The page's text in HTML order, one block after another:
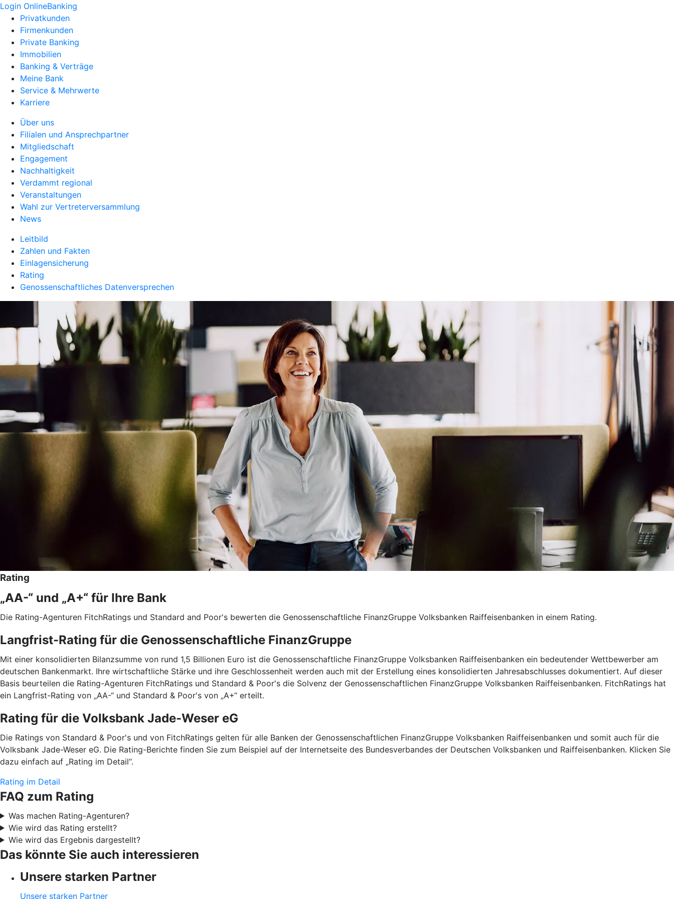
Login OnlineBanking
Privatkunden
Firmenkunden
Private Banking
Immobilien
Banking & Verträge
Meine Bank
Service & Mehrwerte
Karriere
Über uns
Filialen und Ansprechpartner
Mitgliedschaft
Engagement
Nachhaltigkeit
Verdammt regional
Veranstaltungen
Wahl zur Vertreterversammlung
News
Leitbild
Zahlen und Fakten
Einlagensicherung
Rating
Genossenschaftliches Datenversprechen
Rating
„AA-“ und „A+“ für Ihre Bank
Die Rating-Agenturen FitchRatings und Standard and Poor's bewerten die Genossenschaftliche FinanzGruppe Volksbanken Raiffeisenbanken in einem Rating.
Langfrist-Rating für die Genossenschaftliche FinanzGruppe
Mit einer konsolidierten Bilanzsumme von rund 1,5 Billionen Euro ist die Genossenschaftliche FinanzGruppe Volksbanken Raiffeisenbanken ein bedeutender Wettbewerber am
deutschen Bankenmarkt. Ihre wirtschaftliche Stärke und ihre Geschlossenheit werden auch mit der Erstellung eines konsolidierten Jahresabschlusses dokumentiert. Auf dieser
Basis beurteilen die Rating-Agenturen FitchRatings und Standard & Poor's die Solvenz der Genossenschaftlichen FinanzGruppe Volksbanken Raiffeisenbanken. FitchRatings hat
ein Langfrist-Rating von „AA-“ und Standard & Poor's von „A+“ erteilt.
Rating für die Volksbank Jade-Weser eG
Die Ratings von Standard & Poor's und von FitchRatings gelten für alle Banken der Genossenschaftlichen FinanzGruppe Volksbanken Raiffeisenbanken und somit auch für die
Volksbank Jade-Weser eG. Die Rating-Berichte finden Sie zum Beispiel auf der Internetseite des Bundesverbandes der Deutschen Volksbanken und Raiffeisenbanken. Klicken Sie
dazu einfach auf „Rating im Detail“.
Rating im Detail
FAQ zum Rating
Was machen Rating-Agenturen?
Wie wird das Rating erstellt?
Wie wird das Ergebnis dargestellt?
Das könnte Sie auch interessieren
Unsere starken Partner
Unsere starken Partner